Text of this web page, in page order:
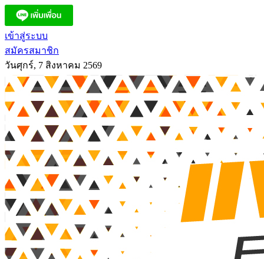
เข้าสู่ระบบ
สมัครสมาชิก
วันศุกร์, 7 สิงหาคม 2569